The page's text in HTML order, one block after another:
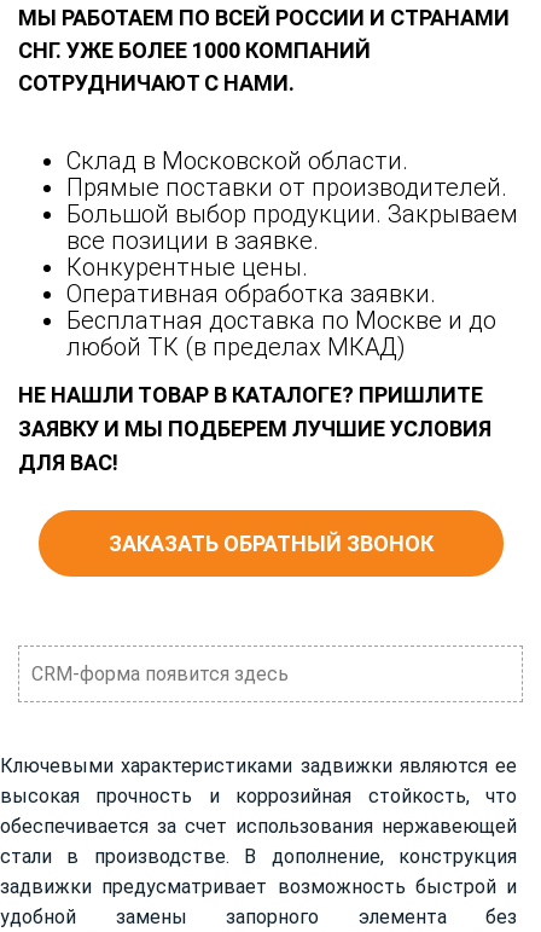
CRM-форма появится здесь
МЫ РАБОТАЕМ ПО ВСЕЙ РОССИИ И СТРАНАМИ
СНГ. УЖЕ БОЛЕЕ 1000 КОМПАНИЙ
СОТРУДНИЧАЮТ С НАМИ.
Склад в Московской области.
Прямые поставки от производителей.
Большой выбор продукции. Закрываем
все позиции в заявке.
Конкурентные цены.
Оперативная обработка заявки.
Бесплатная доставка по Москве и до
любой ТК (в пределах МКАД)
НЕ НАШЛИ ТОВАР В КАТАЛОГЕ? ПРИШЛИТЕ
ЗАЯВКУ И МЫ ПОДБЕРЕМ ЛУЧШИЕ УСЛОВИЯ
ДЛЯ ВАС!
ЗАКАЗАТЬ ОБРАТНЫЙ ЗВОНОК
Ключевыми характеристиками задвижки являются ее
высокая прочность и коррозийная стойкость, что
обеспечивается за счет использования нержавеющей
стали в производстве. В дополнение, конструкция
задвижки предусматривает возможность быстрой и
удобной замены запорного элемента без